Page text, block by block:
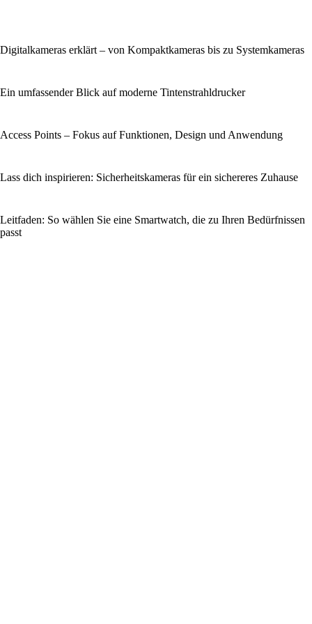
Digitalkameras erklärt – von Kompaktkameras bis zu Systemkameras
Ein umfassender Blick auf moderne Tintenstrahldrucker
Access Points – Fokus auf Funktionen, Design und Anwendung
Lass dich inspirieren: Sicherheitskameras für ein sichereres Zuhause
Leitfaden: So wählen Sie eine Smartwatch, die zu Ihren Bedürfnissen
passt